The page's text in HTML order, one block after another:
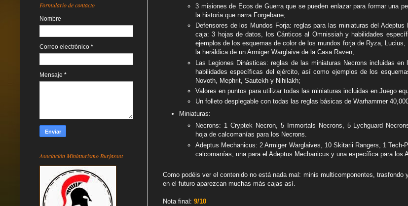
3 misiones de Ecos de Guerra que se pueden enlazar para formar una
la historia que narra Forgebane;
Defensores de los Mundos Forja: reglas para las miniaturas del
caja: 3 hojas de datos, los Cánticos al Omnissiah y habilidades
ejemplos de los esquemas de color de los mundos forja de Ryza,
la heráldica de un Armiger Warglaive de la Casa Raven;
Las Legiones Dinásticas: reglas de las miniaturas Necrons incluidas
habilidades específicas del ejército, así como ejemplos de los
Novoth, Mephrit, Sautekh y Nihilakh;
Valores en puntos para utilizar todas las miniaturas incluidas en Juego
Un folleto desplegable con todas las reglas básicas de Warhammer
Miniaturas:
Necrons: 1 Cryptek Necron, 5 Immortals Necrons, 5 Lychguard
hoja de calcomanías para los Necrons.
Adeptus Mechanicus: 2 Armiger Warglaives, 10 Skitarii Rangers, 1 Tech-
calcomanías, una para el Adeptus Mechanicus y una específica para los
Como podéis ver el contenido no está nada mal: minis multicomponentes, trasfondo
en el futuro aparezcan muchas más cajas así.
Nota final: 9/10
Formulario de contacto
Nombre
Correo electrónico *
Mensaje *
Asociación Miniaturismo Burjassot